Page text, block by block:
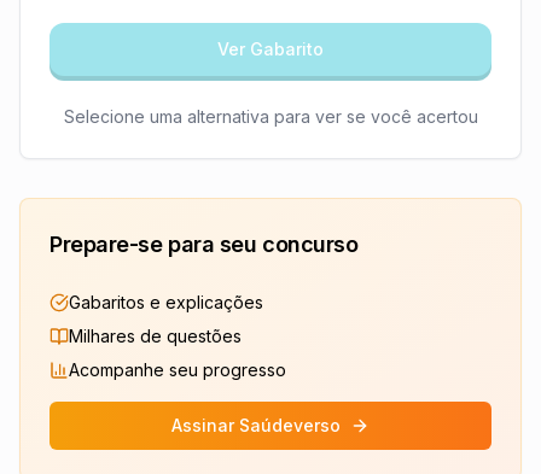
Ver Gabarito
Selecione uma alternativa para ver se você acertou
Prepare-se para seu concurso
Gabaritos e explicações
Milhares de questões
Acompanhe seu progresso
Assinar Saúdeverso